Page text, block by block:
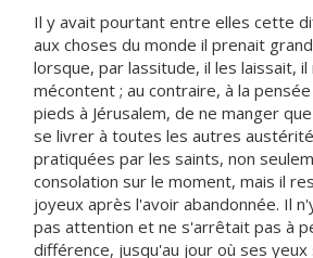
Il y avait pourtant entre elles cette
aux choses du monde il prenait
lorsque, par lassitude, il les laissait,
mécontent ; au contraire, à la
pieds à Jérusalem, de ne manger
se livrer à toutes les autres
pratiquées par les saints, non
consolation sur le moment, mais il
joyeux après l'avoir abandonnée. Il
pas attention et ne s'arrêtait pas à
différence, jusqu'au jour où ses